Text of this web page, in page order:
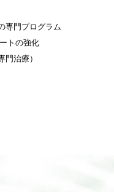
専門プログラム
トの強化
門治療）